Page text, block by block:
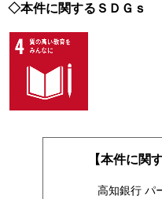
◇本件に関するＳＤＧｓ
【本件に関
高知銀行 パ